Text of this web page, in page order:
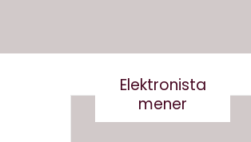
Elektronista
mener